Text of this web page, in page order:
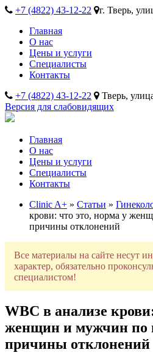
+7 (4822) 43-12-22
г. Тверь,
Главная
О нас
Цены и услуги
Специалисты
Контакты
+7 (4822) 43-12-22
Тверь,
Версия для слабовидящих
Главная
О нас
Цены и услуги
Специалисты
Контакты
Clinic A+ » Статьи »
крови: что это, норма у
причины отклонений
Все материалы на сайте несут
характер, обязательно
специалистом!
WBC в анализе
женщин и мужчин по
причины отклонений